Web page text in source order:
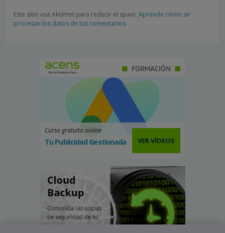
Este sitio usa Akismet para reducir el spam. Aprende cómo se
procesan los datos de tus comentarios.
Curso gratuito online
Tu Publicidad Gestionada VER VÍDEOS